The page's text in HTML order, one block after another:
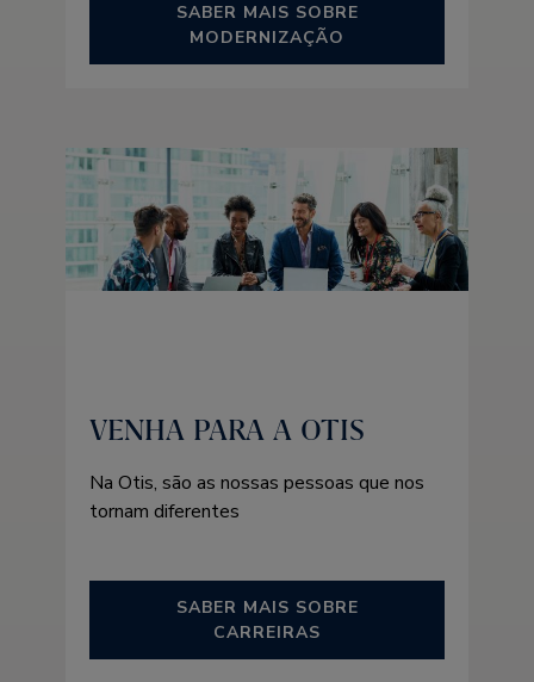
SABER MAIS SOBRE
MODERNIZAÇÃO
VENHA PARA A OTIS
Na Otis, são as nossas pessoas que nos
tornam diferentes
SABER MAIS SOBRE
CARREIRAS